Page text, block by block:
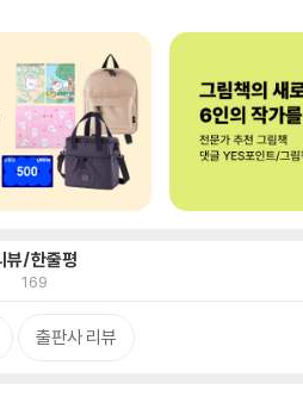
뷰/한줄평
169
출판사 리뷰